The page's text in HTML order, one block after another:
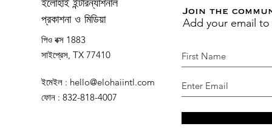
ইলোহাই ইন্টারন্যাশনাল
প্রকাশনা ও মিডিয়া
পিও বক্স 1883
সাইপ্রেস, TX 77410
ইমেইল : hello@elohaiintl.com
ফোন : 832-818-4007
Join the
Add your email